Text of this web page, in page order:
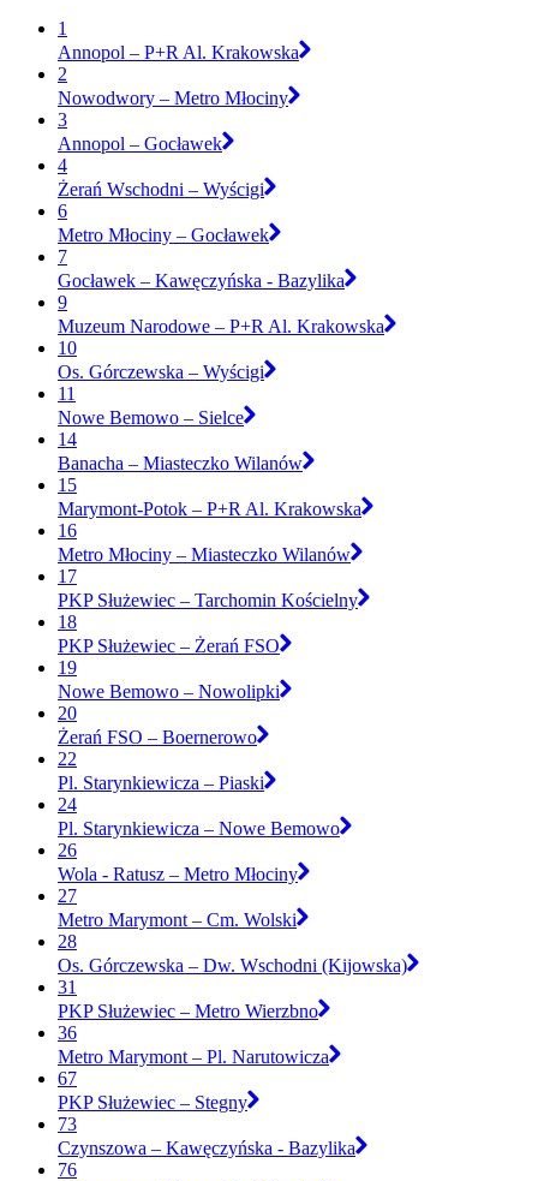
1
Annopol – P+R Al. Krakowska
2
Nowodwory – Metro Młociny
3
Annopol – Gocławek
4
Żerań Wschodni – Wyścigi
6
Metro Młociny – Gocławek
7
Gocławek – Kawęczyńska - Bazylika
9
Muzeum Narodowe – P+R Al. Krakowska
10
Os. Górczewska – Wyścigi
11
Nowe Bemowo – Sielce
14
Banacha – Miasteczko Wilanów
15
Marymont-Potok – P+R Al. Krakowska
16
Metro Młociny – Miasteczko Wilanów
17
PKP Służewiec – Tarchomin Kościelny
18
PKP Służewiec – Żerań FSO
19
Nowe Bemowo – Nowolipki
20
Żerań FSO – Boernerowo
22
Pl. Starynkiewicza – Piaski
24
Pl. Starynkiewicza – Nowe Bemowo
26
Wola - Ratusz – Metro Młociny
27
Metro Marymont – Cm. Wolski
28
Os. Górczewska – Dw. Wschodni (Kijowska)
31
PKP Służewiec – Metro Wierzbno
36
Metro Marymont – Pl. Narutowicza
67
PKP Służewiec – Stegny
73
Czynszowa – Kawęczyńska - Bazylika
76